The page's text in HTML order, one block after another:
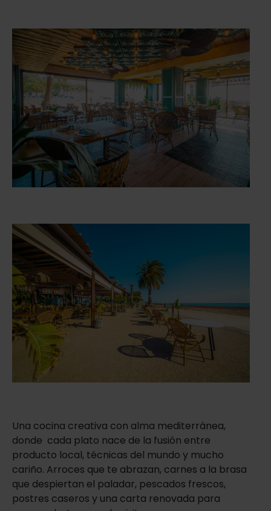
Una cocina creativa con alma mediterránea,
donde cada plato nace de la fusión entre
producto local, técnicas del mundo y mucho
cariño. Arroces que te abrazan, carnes a la brasa
que despiertan el paladar, pescados frescos,
postres caseros y una carta renovada para